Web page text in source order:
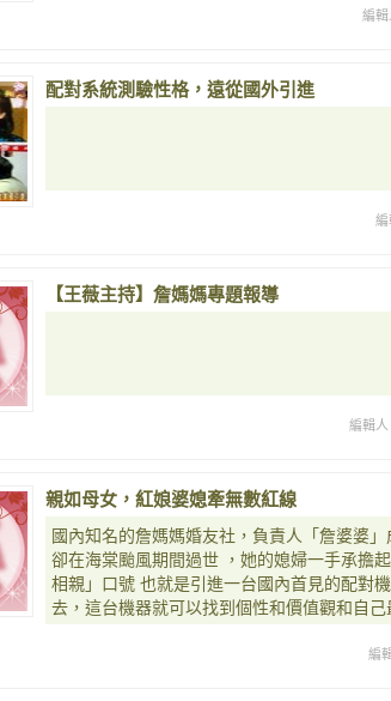
編輯
配對系統測驗性格，遠從國外引進
編
【王薇主持】詹媽媽專題報導
編輯
親如母女，紅娘婆媳牽無數紅線
國內知名的詹媽媽婚友社，負責人「詹婆婆
卻在海棠颱風期間過世 ，她的媳婦一手承擔
相親」口號 也就是引進一台國內首見的配對
去，這台機器就可以找到個性和價值觀和自己
編